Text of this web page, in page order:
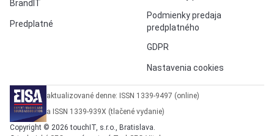
BrandIT
Predplatné
Podmienky predaja
predplatného
GDPR
Nastavenia cookies
aktualizované denne: ISSN 1339-9497 (online)
a ISSN 1339-939X (tlačené vydanie)
Copyright © 2026 touchIT, s.r.o., Bratislava.